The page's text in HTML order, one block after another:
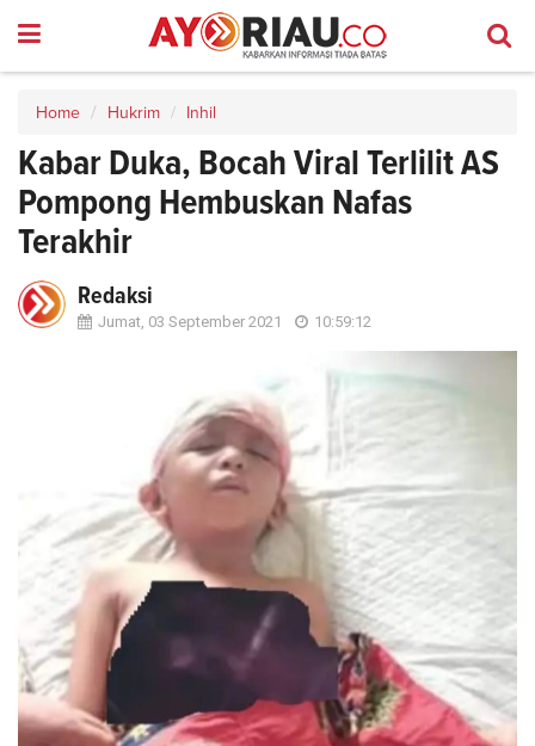
Home Hukrim Inhil
Kabar Duka, Bocah Viral Terlilit AS
Pompong Hembuskan Nafas
Terakhir
Redaksi
Jumat, 03 September 2021 10:59:12